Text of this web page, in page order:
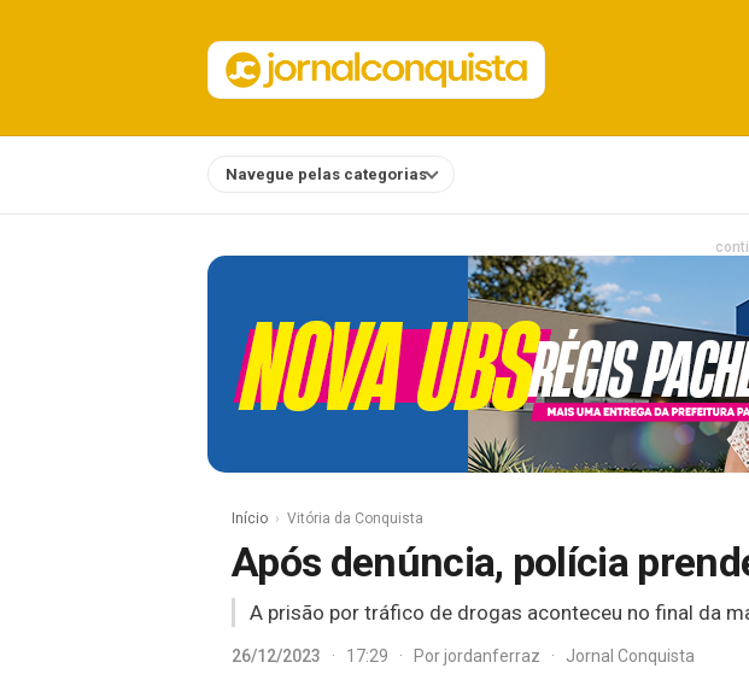
Navegue pelas categorias
Início Vitória da Conquista
Após denúncia, polícia
A prisão por tráfico de drogas aconteceu no final da
26/12/2023 · 17:29 · Porjordanferraz · Jornal Conquista